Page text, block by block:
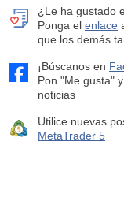
¿Le ha gustado
Ponga el enlace
que los demás
¡Búscanos en
Pon "Me gusta"
noticias
Utilice nuevas
MetaTrader 5